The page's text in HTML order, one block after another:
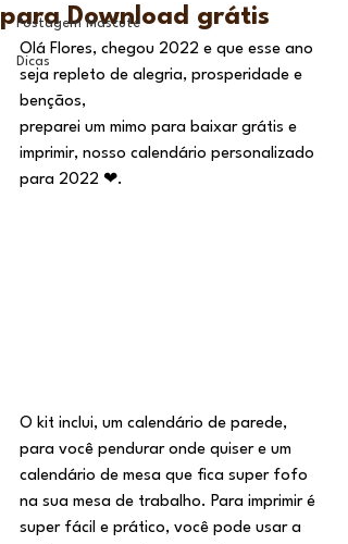
Postagem Mascute
Dicas
para Download grátis
Olá Flores, chegou 2022 e que esse ano
seja repleto de alegria, prosperidade e
bençãos,
preparei um mimo para baixar grátis e
imprimir, nosso calendário personalizado
para 2022 ❤.
O kit inclui, um calendário de parede,
para você pendurar onde quiser e um
calendário de mesa que fica super fofo
na sua mesa de trabalho. Para imprimir é
super fácil e prático, você pode usar a